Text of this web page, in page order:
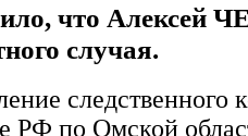
что
случая.
следственного
РФ по Омской